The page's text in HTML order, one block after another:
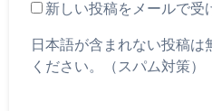
新しい投稿をメールで受
日本語が含まれない投稿
ください。（スパム対策）